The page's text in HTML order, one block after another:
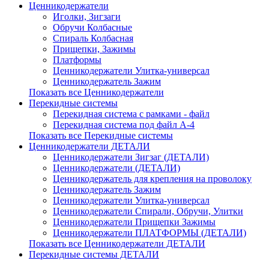
Ценникодержатели
Иголки, Зигзаги
Обручи Колбасные
Cпираль Колбасная
Прищепки, Зажимы
Платформы
Ценникодержатели Улитка-универсал
Ценникодержатель Зажим
Показать все Ценникодержатели
Перекидные системы
Перекидная система с рамками - файл
Перекидная система под файл А-4
Показать все Перекидные системы
Ценникодержатели ДЕТАЛИ
Ценникодержатели Зигзаг (ДЕТАЛИ)
Ценникодержатели (ДЕТАЛИ)
Ценникодержатель для крепления на проволоку
Ценникодержатель Зажим
Ценникодержатели Улитка-универсал
Ценникодержатели Спирали, Обручи, Улитки
Ценникодержатели Прищепки Зажимы
Ценникодержатели ПЛАТФОРМЫ (ДЕТАЛИ)
Показать все Ценникодержатели ДЕТАЛИ
Перекидные системы ДЕТАЛИ